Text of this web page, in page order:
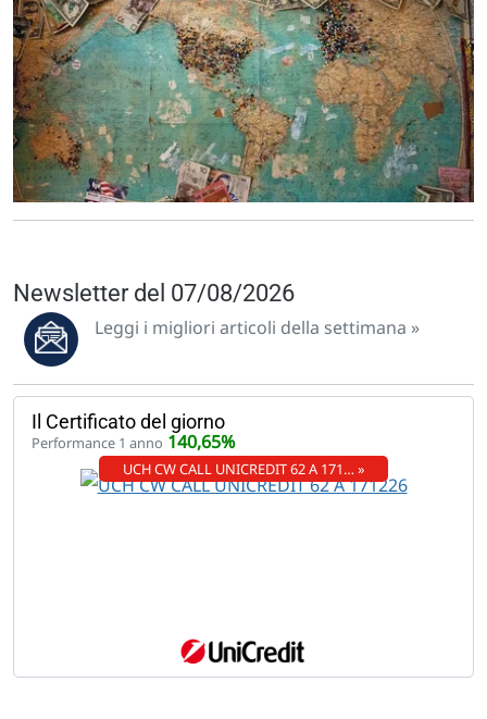
Newsletter del 07/08/2026
Leggi i migliori articoli della settimana »
Il Certificato del giorno
Performance 1 anno 140,65%
UCH CW CALL UNICREDIT 62 A 171… »